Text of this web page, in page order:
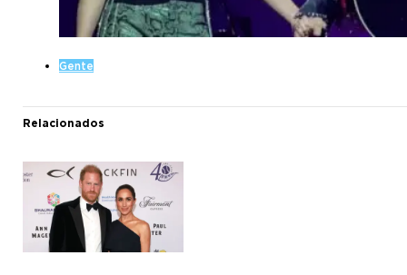
Gente
Relacionados